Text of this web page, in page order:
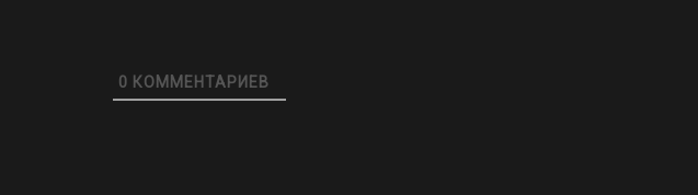
0 КОММЕНТАРИЕВ